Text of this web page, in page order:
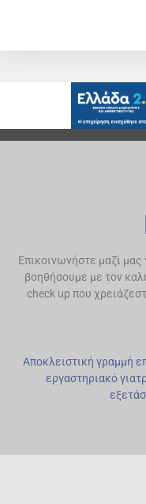
Επικοινωνήστε μαζί μας
βοηθήσουμε με τον
check up που
Αποκλειστική γραμμή
εργαστηριακό